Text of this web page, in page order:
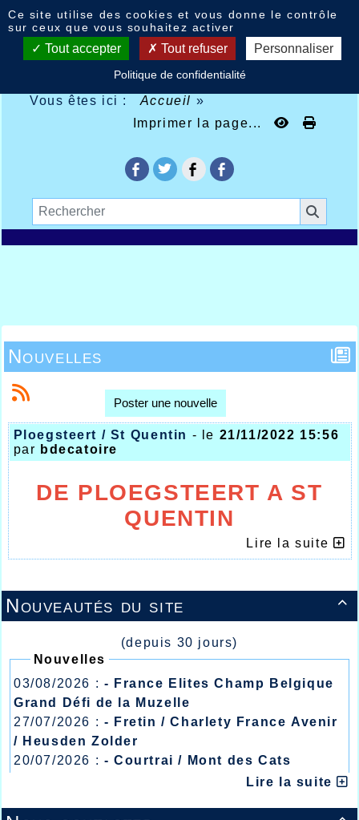
Vous êtes ici : Accueil »
Imprimer la page...

Nouveautés du site
(depuis 30 jours)
Nouvelles
03/08/2026 : - France Elites Champ Belgique
Grand Défi de la Muzelle
27/07/2026 : - Fretin / Charlety France Avenir
/ Heusden Zolder
20/07/2026 : - Courtrai / Mont des Cats
- Lyon / Meeting Abeilles /Lire la suite
Nouvelles
Poster une nouvelle
Ploegsteert / St Quentin - le 21/11/2022 15:56
par bdecatoire
DE PLOEGSTEERT A ST
QUENTIN
LES ATHLETESLire la suite
Ce site utilise des cookies et vous donne le contrôle
sur ceux que vous souhaitez activer
Tout accepter Tout refuser Personnaliser
Politique de confidentialité